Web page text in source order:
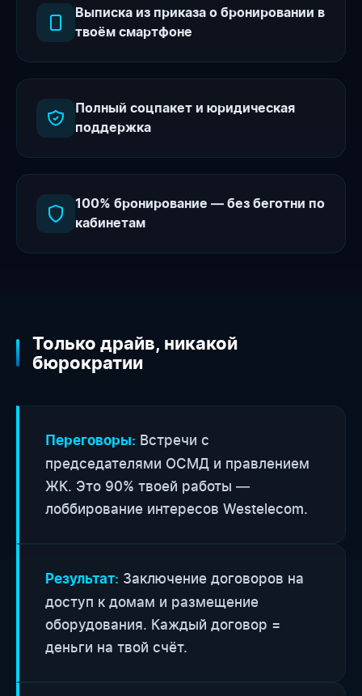
Выписка из приказа о бронировании в
твоём смартфоне
Полный соцпакет и юридическая
поддержка
100% бронирование — без беготни по
кабинетам
Только драйв, никакой
бюрократии
Переговоры: Встречи с
председателями ОСМД и правлением
ЖК. Это 90% твоей работы —
лоббирование интересов Westelecom.
Результат: Заключение договоров на
доступ к домам и размещение
оборудования. Каждый договор =
деньги на твой счёт.